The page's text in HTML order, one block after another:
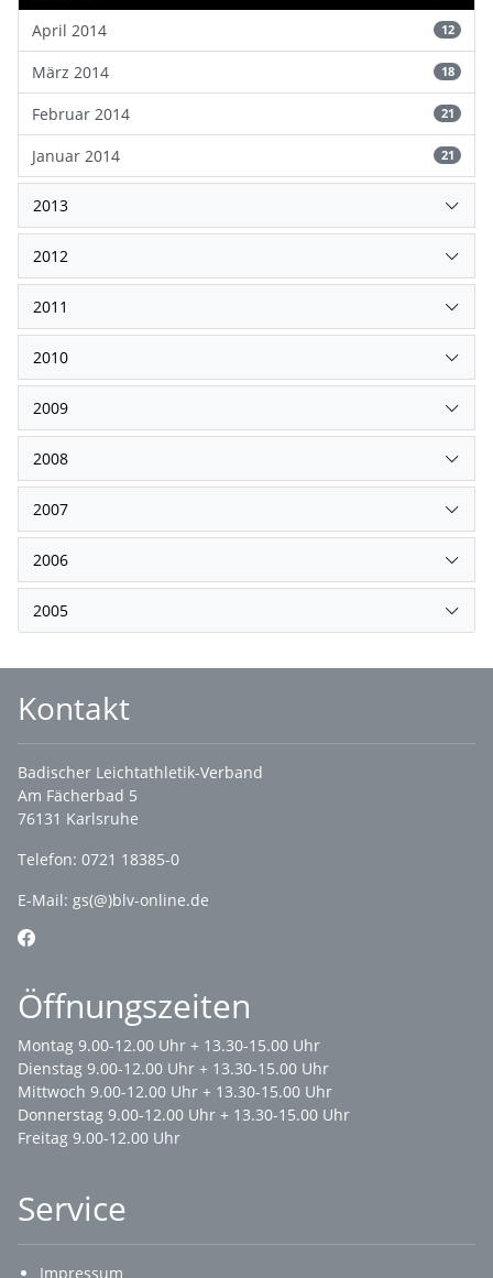
April 2014 12
März 2014 18
Februar 2014 21
Januar 2014 21
2013
2012
2011
2010
2009
2008
2007
2006
2005
Kontakt
Badischer Leichtathletik-Verband
Am Fächerbad 5
76131 Karlsruhe
Telefon: 0721 18385-0
E-Mail: gs(@)blv-online.de
Öffnungszeiten
Montag 9.00-12.00 Uhr + 13.30-15.00 Uhr
Dienstag 9.00-12.00 Uhr + 13.30-15.00 Uhr
Mittwoch 9.00-12.00 Uhr + 13.30-15.00 Uhr
Donnerstag 9.00-12.00 Uhr + 13.30-15.00 Uhr
Freitag 9.00-12.00 Uhr
Service
Impressum